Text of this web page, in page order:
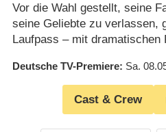
Vor die Wahl gestellt, seine
seine Geliebte zu verlassen,
Laufpass – mit dramatischen
Deutsche TV-Premiere Sa.
Cast & Crew